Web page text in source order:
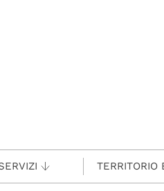
TERRITORIO